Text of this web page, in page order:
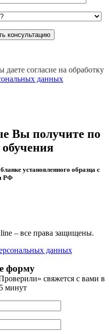
согласие на обработку
данных
Вы получите по
установленного образца с
РФ
– все права защищены.
данных
форму
свяжется с вами в
минут